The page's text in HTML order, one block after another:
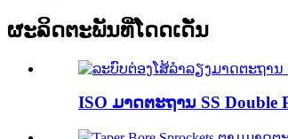
ຜະລິດຕະພັນທີ່ໂດດເດັ່ນ
ISO ມາດຕະຖານ SS Double